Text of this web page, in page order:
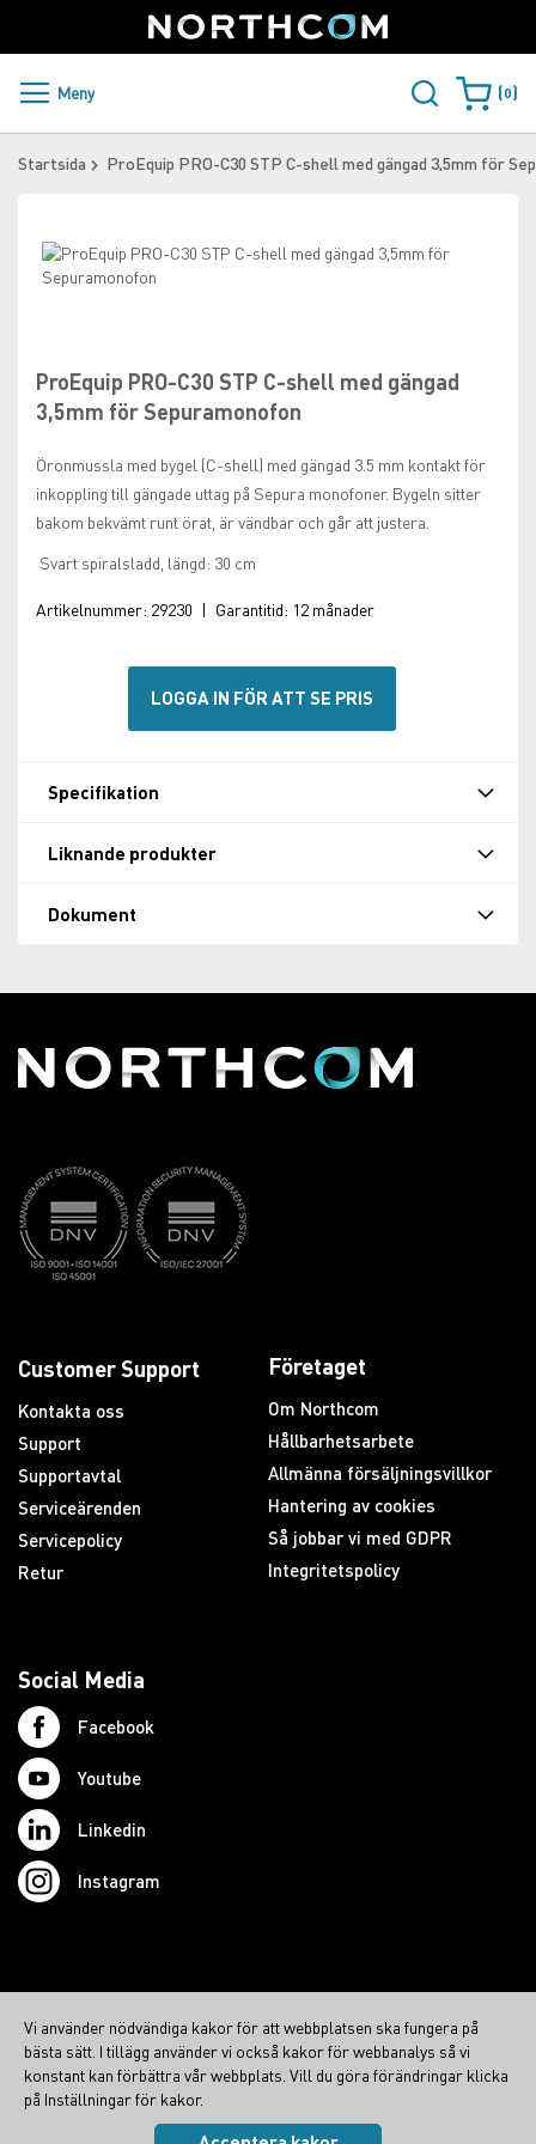
to
Content
Sweden
PRODUKTER OCH LÖSNINGAR
ÅTERFÖRSÄLJARE
LADDA NER
Meny Varukorgen
0
Startsida ProEquip PRO-C30 STP C-shell med gängad 3,5mm för
ProEquip PRO-C30 STP C-shell med gängad
3,5mm för Sepuramonofon
Öronmussla med bygel (C-shell) med gängad 3.5 mm kontakt för
inkoppling till gängade uttag på Sepura monofoner. Bygeln sitter
bakom bekvämt runt örat, är vändbar och går att justera.
Svart spiralsladd, längd: 30 cm
Artikelnummer: 29230 | Garantitid: 12 månader
LOGGA IN FÖR ATT SE PRIS
Skip
to
the
images
gallery
beginning
of
the
gallery
Specifikation
Liknande produkter
Dokument
Customer Support
Kontakta oss
Support
Supportavtal
Serviceärenden
Servicepolicy
Retur
Företaget
Om Northcom
Hållbarhetsarbete
Allmänna försäljningsvillkor
Hantering av cookies
Så jobbar vi med GDPR
Integritetspolicy
Social Media
Facebook
Youtube
Linkedin
Instagram
northcom.no
northcom.dk
northcom.fi
Vi använder nödvändiga kakor för att webbplatsen ska fungera på
bästa sätt. I tillägg använder vi också kakor för webbanalys så vi
konstant kan förbättra vår webbplats. Vill du göra förändringar klicka
på Inställningar för kakor.